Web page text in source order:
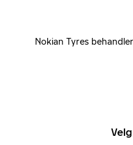
Nokian Tyres